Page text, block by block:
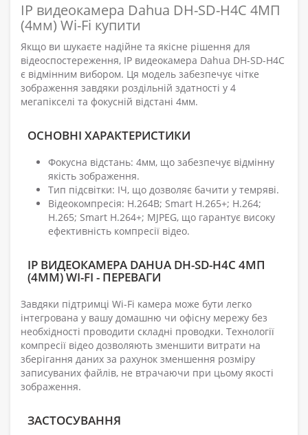
IP видеокамера Dahua DH-SD-H4C 4МП
(4мм) Wi-Fi купити
Якщо ви шукаєте надійне та якісне рішення для
відеоспостереження, IP видеокамера Dahua DH-SD-H4C
є відмінним вибором. Ця модель забезпечує чітке
зображення завдяки роздільній здатності у 4
мегапікселі та фокусній відстані 4мм.
ОСНОВНІ ХАРАКТЕРИСТИКИ
Фокусна відстань: 4мм, що забезпечує відмінну
якість зображення.
Тип підсвітки: ІЧ, що дозволяє бачити у темряві.
Відеокомпресія: H.264B; Smart H.265+; H.264;
H.265; Smart H.264+; MJPEG, що гарантує високу
ефективність компресії відео.
IP ВИДЕОКАМЕРА DAHUA DH-SD-H4C 4МП
(4ММ) WI-FI - ПЕРЕВАГИ
Завдяки підтримці Wi-Fi камера може бути легко
інтегрована у вашу домашню чи офісну мережу без
необхідності проводити складні проводки. Технології
компресії відео дозволяють зменшити витрати на
зберігання даних за рахунок зменшення розміру
записуваних файлів, не втрачаючи при цьому якості
зображення.
ЗАСТОСУВАННЯ